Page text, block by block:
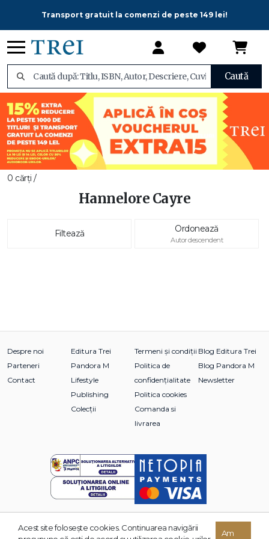
Transport gratuit la comenzi de peste 149 lei!
Caută
0 cărți /
Hannelore Cayre
Filtează Ordonează
Autor descendent
Despre noi
Parteneri
Contact
Editura Trei
Pandora M
Lifestyle
Publishing
Colecții
Termeni și condiții
Politica de
confidențialitate
Politica cookies
Comanda si
livrarea
Blog Editura Trei
Blog Pandora M
Newsletter
© 2026 Grupul Editorial TREI. Toate drepturile rezervate.
Acest site foloseşte cookies. Continuarea navigării
Am